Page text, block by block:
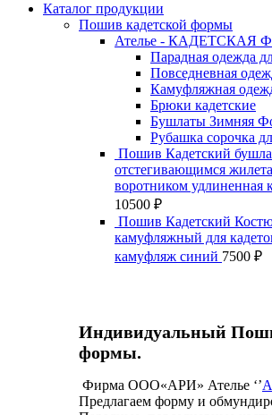
Каталог продукции
Пошив кадетской формы
Ателье - КАДЕТСКАЯ
Парадная одежда
Повседневная
Камуфляжная
Брюки кадетские
Бушлаты Зимняя
Рубашка сорочка
Пошив Кадетский
отстегивающимся
воротником удлиненная
10500 ₽
Пошив Кадетский
камуфляжный для
камуфляж синий 7500 ₽
Индивидуальный
формы.
Фирма ООО«АРИ» Ателье ‘’
Предлагаем форму и